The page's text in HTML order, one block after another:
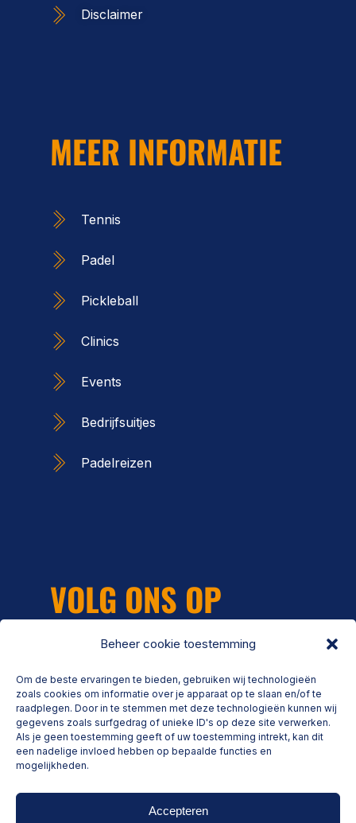
Beheer cookie toestemming
Om de beste ervaringen te bieden, gebruiken wij technologieën
zoals cookies om informatie over je apparaat op te slaan en/of te
raadplegen. Door in te stemmen met deze technologieën kunnen wij
gegevens zoals surfgedrag of unieke ID's op deze site verwerken.
Als je geen toestemming geeft of uw toestemming intrekt, kan dit
een nadelige invloed hebben op bepaalde functies en
mogelijkheden.
Accepteren
Disclaimer
MEER INFORMATIE
Tennis
Padel
Pickleball
Clinics
Events
Bedrijfsuitjes
Padelreizen
VOLG ONS OP
Schrijf je in voor onze nieuwsbrief